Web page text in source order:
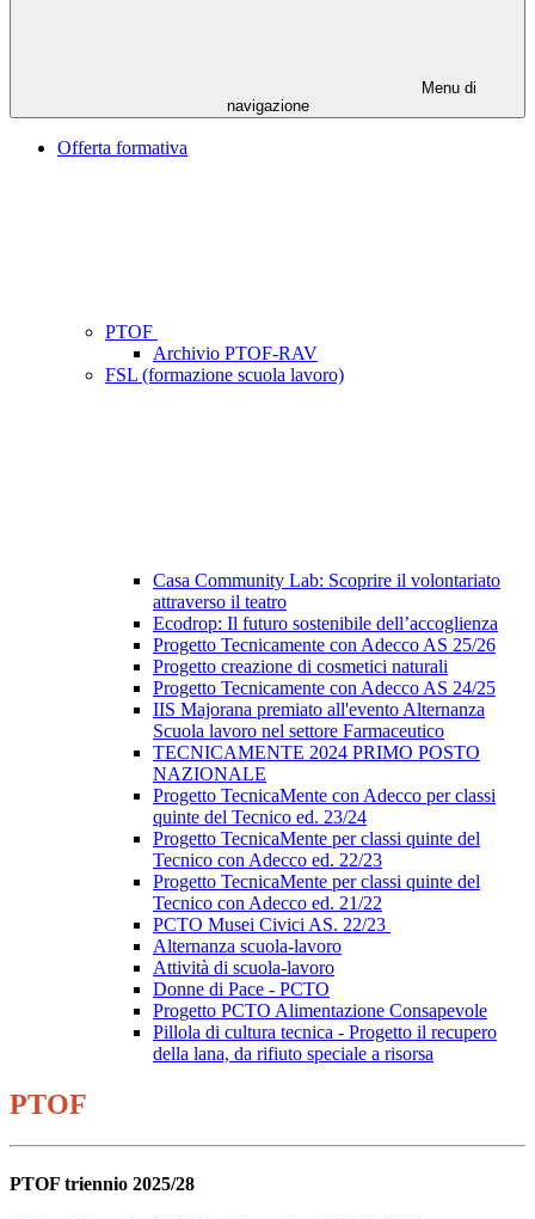
Menu di
navigazione
Offerta formativa
PTOF
Archivio PTOF-RAV
FSL (formazione scuola lavoro)
Casa Community Lab: Scoprire il volontariato
attraverso il teatro
Ecodrop: Il futuro sostenibile dell’accoglienza
Progetto Tecnicamente con Adecco AS 25/26
Progetto creazione di cosmetici naturali
Progetto Tecnicamente con Adecco AS 24/25
IIS Majorana premiato all'evento Alternanza
Scuola lavoro nel settore Farmaceutico
TECNICAMENTE 2024 PRIMO POSTO
NAZIONALE
Progetto TecnicaMente con Adecco per classi
quinte del Tecnico ed. 23/24
Progetto TecnicaMente per classi quinte del
Tecnico con Adecco ed. 22/23
Progetto TecnicaMente per classi quinte del
Tecnico con Adecco ed. 21/22
PCTO Musei Civici AS. 22/23
Alternanza scuola-lavoro
Attività di scuola-lavoro
Donne di Pace - PCTO
Progetto PCTO Alimentazione Consapevole
Pillola di cultura tecnica - Progetto il recupero
della lana, da rifiuto speciale a risorsa
PTOF
PTOF triennio 2025/28